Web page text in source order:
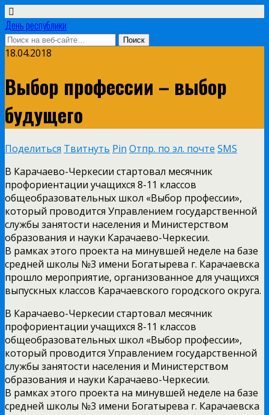
День республики
18.04.2018
Выбор профессии – выбор
будущего
Поделиться Твитнуть Pin Отпр. по эл. почте SMS
В Карачаево-Черкесии стартовал месячник
профориентации учащихся 8-11 классов
общеобразовательных школ «Выбор профессии»,
который проводится Управлением государственной
службы занятости населения и Министерством
образования и науки Карачаево-Черкесии.
В рамках этого проекта на минувшей неделе на базе
средней школы №3 имени Богатырева г. Карачаевска
прошло мероприятие, организованное для учащихся
выпускных классов Карачаевского городского округа.
В Карачаево-Черкесии стартовал месячник
профориентации учащихся 8-11 классов
общеобразовательных школ «Выбор профессии»,
который проводится Управлением государственной
службы занятости населения и Министерством
образования и науки Карачаево-Черкесии.
В рамках этого проекта на минувшей неделе на базе
средней школы №3 имени Богатырева г. Карачаевска